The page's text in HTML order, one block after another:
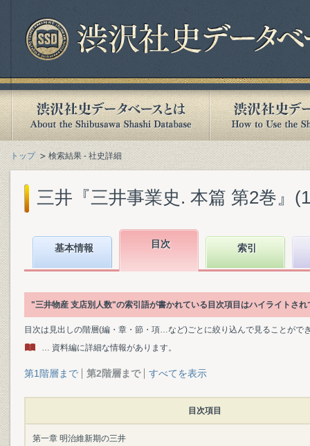
トップ 検索結果 - 社史詳細
三井『三井事業史. 本篇 第2巻』
基本情報 目次 索引
"三井物産 支店別人数"の索引語が書かれている目次項目はハイライトされ
目次は見出しの階層(編・章・節・項…など)ごとに絞り込んで見ることがで
… 資料編に詳細な情報があります。
第1階層まで 第2階層まで すべてを表示
目次項目
第一章 明治維新期の三井